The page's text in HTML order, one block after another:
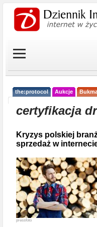
the:protocol Aukcje
certyfikacja
Kryzys polskiej
sprzedaż w
pressfoto